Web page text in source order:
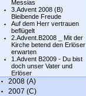
Messias
3.Advent 2008 (B)
Bleibende Freude
Auf dem Herr vertrauen
beflügelt
2.Advent.B2008 _ Mit der
Kirche betend den Erlöser
erwarten
1.Advent B2009 - Du bist
doch unser Vater und
Erlöser
2008 (A)
2007 (C)